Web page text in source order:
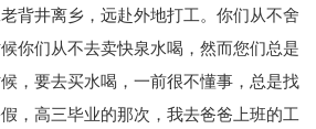
背井离乡，远赴外地打工。你们从不舍
你们从不去卖快泉水喝，然而您们总是
，要去买水喝，一前很不懂事，总是找
，高三毕业的那次，我去爸爸上班的工